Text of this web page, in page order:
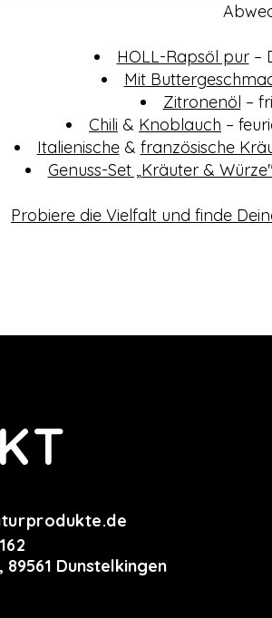
HOLL-Rapsöl pur–
Mit
Zitronenöl –
Chili & Knoblauch –
Italienische& französische
Genuss-Set „Kräuter & Würze"
Probiere die Vielfalt und finde
89561 Dunstelkingen